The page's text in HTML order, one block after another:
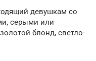
девушкам со
серыми или
блонд, светло-